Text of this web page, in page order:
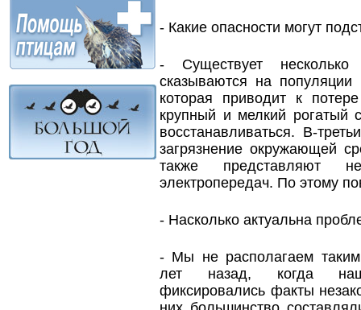
- Какие опасности могут
- Существует несколько
сказываются на
которая приводит к
крупный и мелкий рогатый
восстанавливаться. В-
загрязнение окружающей
также представляют
электропередач. По этому
- Насколько актуальна
- Мы не располагаем
лет назад, когда
фиксировались факты